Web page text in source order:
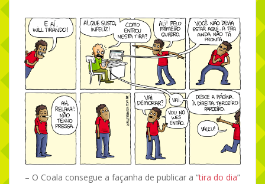
e
– O Coala consegue a façanha de publicar a “tira do dia”